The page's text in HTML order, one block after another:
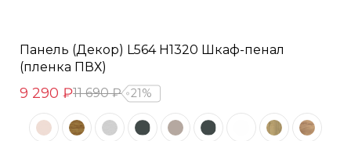
Панель (Декор) L564 H1320 Шкаф-пенал
(пленка ПВХ)
9 290 ₽11 690 ₽ 21%